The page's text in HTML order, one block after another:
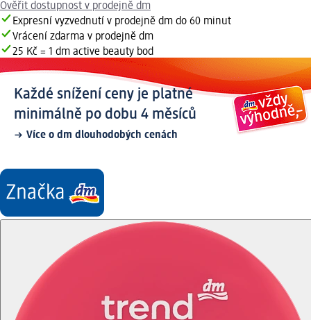
Ověřit dostupnost v prodejně dm
Expresní vyzvednutí v prodejně dm do 60 minut
Vrácení zdarma v prodejně dm
25 Kč = 1 dm active beauty bod
Každé snížení ceny je platné
minimálně po dobu 4 měsíců
Více o dm dlouhodobých cenách